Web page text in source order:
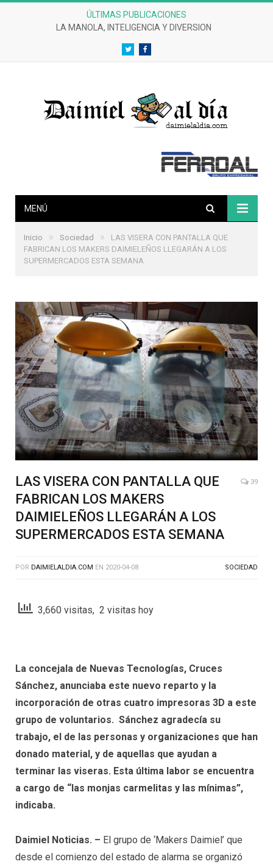
ÚLTIMAS PUBLICACIONES
LA MANOLA, INTELIGENCIA Y DIVERSION
TwitterFacebook
MENÚ
Inicio » Sociedad »
LAS VISERA CON PANTALLA QUE
FABRICAN LOS MAKERS DAIMIELEÑOS LLEGARÁN A LOS
SUPERMERCADOS ESTA SEMANA
LAS VISERA CON PANTALLA QUE
FABRICAN LOS MAKERS
DAIMIELEÑOS LLEGARÁN A LOS
SUPERMERCADOS ESTA SEMANA
39
POR DAIMIELALDIA.COM EN 2020-04-08 SOCIEDAD
3,660 visitas, 2 visitas hoy
La concejala de Nuevas Tecnologías, Cruces
Sánchez, anunciaba este nuevo reparto y la
incorporación de otras cuatro impresoras 3D a este
grupo de voluntarios. Sánchez agradecía su
trabajo, el de las personas y organizaciones que han
donado material, y de aquellas que ayudan a
terminar las viseras. Esta última labor se encuentra
a cargo de “las monjas carmelitas y las mínimas”,
indicaba.
Daimiel Noticias. – El grupo de ‘Makers Daimiel’ que
desde el comienzo del estado de alarma se organizó